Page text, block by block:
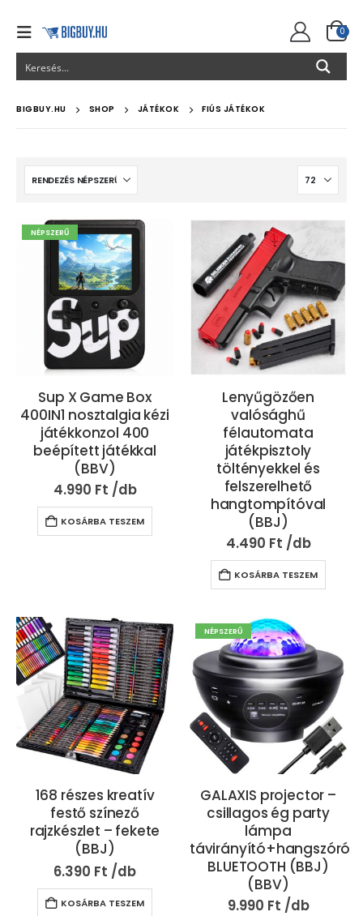
0
BIGBUY.HU SHOP JÁTÉKOK FIÚS JÁTÉKOK
NÉPSZERŰ
Sup X Game Box
400IN1 nosztalgia kézi
játékkonzol 400
beépített játékkal
(BBV)
4.990 Ft
KOSÁRBA TESZEM
Lenyűgözően
valósághű
félautomata
játékpisztoly
töltényekkel és
felszerelhető
hangtompítóval
(BBJ)
4.490 Ft
KOSÁRBA TESZEM
168 részes kreatív
festő színező
rajzkészlet – fekete
(BBJ)
6.390 Ft
KOSÁRBA TESZEM
NÉPSZERŰ
GALAXIS projector –
csillagos ég party
lámpa
távirányító+hangszóró
BLUETOOTH (BBJ)
(BBV)
9.990 Ft